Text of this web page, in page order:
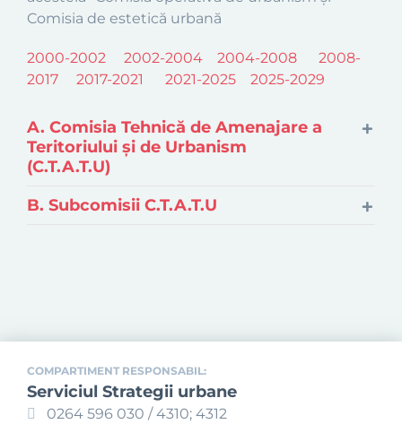
Comisia de estetică urbană
2000-2002 2002-2004 2004-2008
2008-
2017
2017-2021 2021-2025 2025-2029
A. Comisia Tehnică de Amenajare a
Teritoriului și de Urbanism
(C.T.A.T.U)
B. Subcomisii C.T.A.T.U
COMPARTIMENT RESPONSABIL:
Serviciul Strategii urbane
0264 596 030 / 4310; 4312